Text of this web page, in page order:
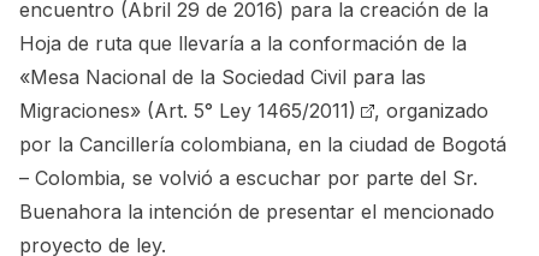
encuentro (Abril 29 de 2016) para la creación de la
Hoja de ruta que llevaría a la conformación de la
«Mesa Nacional de la Sociedad Civil para las
Migraciones» (Art. 5° Ley 1465/2011)
, organizado
por la Cancillería colombiana, en la ciudad de Bogotá
– Colombia, se volvió a escuchar por parte del Sr.
Buenahora la intención de presentar el mencionado
proyecto de ley.